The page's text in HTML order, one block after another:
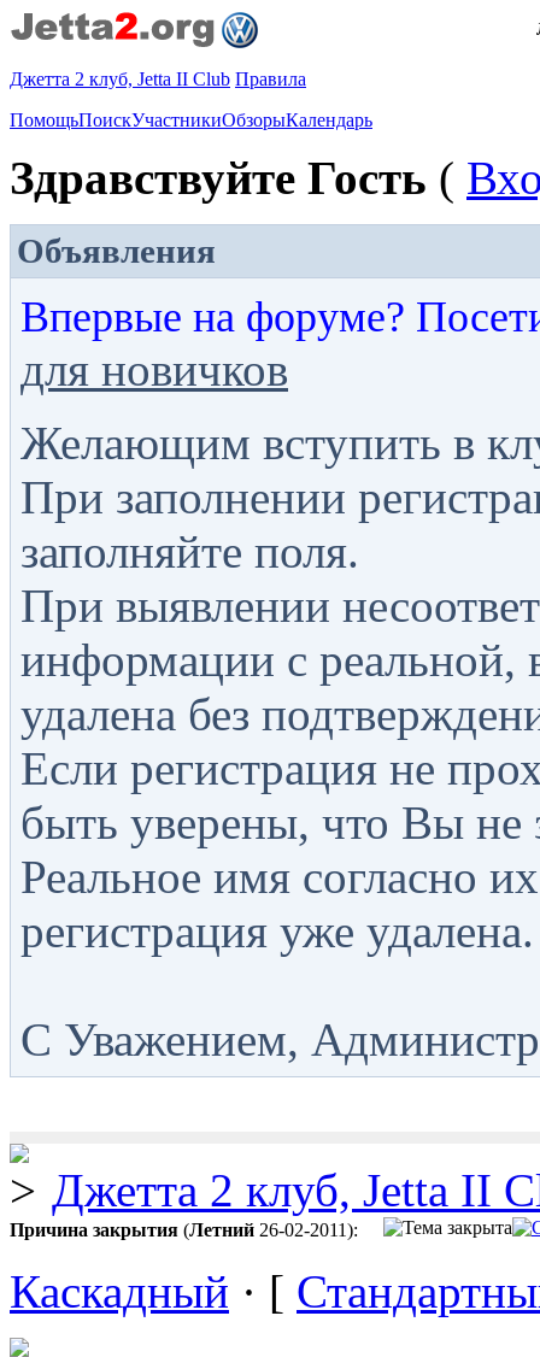
Джетта 2 клуб, Jetta II Club Правила
ПомощьПоискУчастникиОбзорыКалендарь
Здравствуйте Гость (
Объявления
Впервые на форуме?
для новичков
Желающим вступить в
При заполнении
заполняйте поля.
При выявлении
информации с реальной,
удалена без
Если регистрация не
быть уверены, что Вы не
Реальное имя согласно
регистрация уже удалена.
С Уважением,
Джетта 2 клуб, Jetta II
Причина закрытия (Летний 26-02-2011):
Каскадный · [